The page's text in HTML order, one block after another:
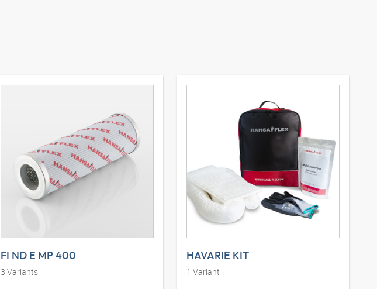
FI ND E MP 400
3 Variants
HAVARIE KIT
1 Variant